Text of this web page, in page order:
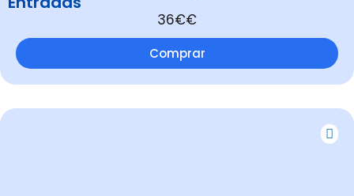
36€€
Comprar